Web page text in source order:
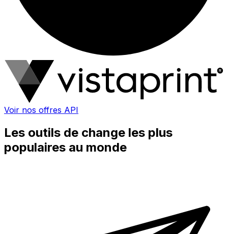
Voir nos offres API
Les outils de change les plus
populaires au monde